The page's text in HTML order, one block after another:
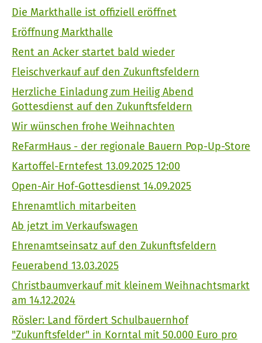
Die Markthalle ist offiziell eröffnet
Eröffnung Markthalle
Rent an Acker startet bald wieder
Fleischverkauf auf den Zukunftsfeldern
Herzliche Einladung zum Heilig Abend
Gottesdienst auf den Zukunftsfeldern
Wir wünschen frohe Weihnachten
ReFarmHaus - der regionale Bauern Pop-Up-Store
Kartoffel-Erntefest 13.09.2025 12:00
Open-Air Hof-Gottesdienst 14.09.2025
Ehrenamtlich mitarbeiten
Ab jetzt im Verkaufswagen
Ehrenamtseinsatz auf den Zukunftsfeldern
Feuerabend 13.03.2025
Christbaumverkauf mit kleinem Weihnachtsmarkt
am 14.12.2024
Rösler: Land fördert Schulbauernhof
"Zukunftsfelder" in Korntal mit 50.000 Euro pro